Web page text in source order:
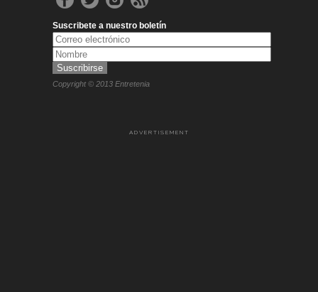
Suscribete a nuestro boletín
Copyright © 2013 Entretenia
ADVERTISEMENT